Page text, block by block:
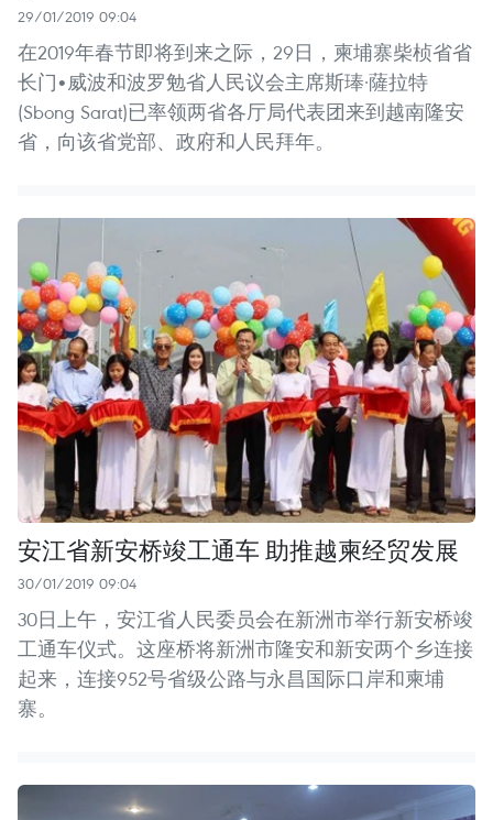
29/01/2019 09:04
在2019年春节即将到来之际，29日，柬埔寨柴桢省省
长门•威波和波罗勉省人民议会主席斯琫·薩拉特
(Sbong Sarat)已率领两省各厅局代表团来到越南隆安
省，向该省党部、政府和人民拜年。
安江省新安桥竣工通车 助推越柬经贸发展
30/01/2019 09:04
30日上午，安江省人民委员会在新洲市举行新安桥竣
工通车仪式。这座桥将新洲市隆安和新安两个乡连接
起来，连接952号省级公路与永昌国际口岸和柬埔
寨。